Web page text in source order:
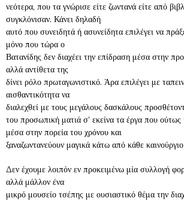
νεότερα, που τα γνώρισε είτε ζωντανά είτε από
συγκλόνισαν. Κάνει δηλαδή
αυτό που συνειδητά ή ασυνείδητα επιλέγει να
μόνο που τώρα ο
Βατανίδης δεν διαχέει την επίδραση μέσα στην
αλλά αντίθετα της
δίνει ρόλο πρωταγωνιστικό. Άρα επιλέγει με
αισθαντικότητα να
διαλεχθεί με τους μεγάλους δασκάλους
του προσωπική ματιά σ’ εκείνα τα έργα που ούτως
μέσα στην πορεία του χρόνου και
ξαναζωντανεύουν μαγικά κάτω από κάθε
Δεν έχουμε λοιπόν εν προκειμένω μία συλλογή
αλλά μάλλον ένα
μικρό μουσείο τσέπης με ουσιαστικό θέμα την